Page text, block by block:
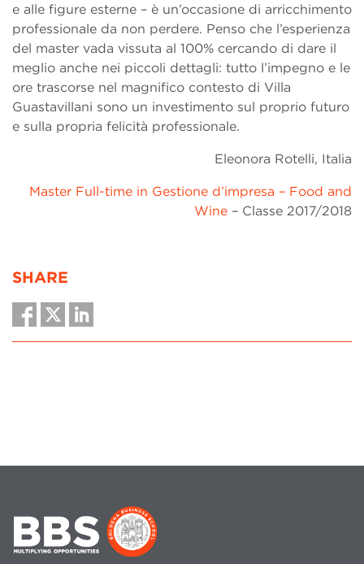
e alle figure esterne – è un’occasione di arricchimento
professionale da non perdere. Penso che l’esperienza
del master vada vissuta al 100% cercando di dare il
meglio anche nei piccoli dettagli: tutto l’impegno e le
ore trascorse nel magnifico contesto di Villa
Guastavillani sono un investimento sul proprio futuro
e sulla propria felicità professionale.
Eleonora Rotelli, Italia
Master Full-time in Gestione d’impresa – Food and
Wine – Classe 2017/2018
SHARE